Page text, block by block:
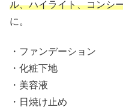
ル、ハイライト、コンシ
に。
・ファンデーション
・化粧下地
・美容液
・日焼け止め